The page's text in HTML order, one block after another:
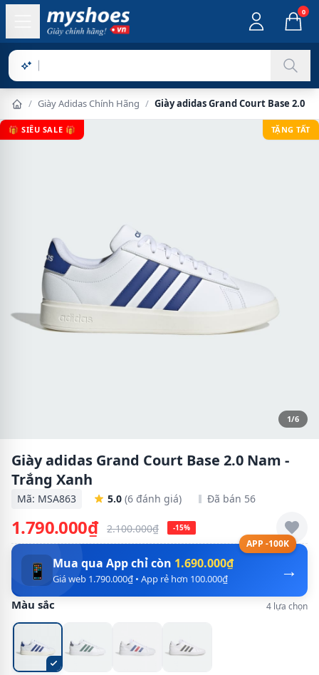
0
Sản ph
/ Giày Adidas Chính Hãng / Giày adidas Grand Court Base 2.0
🎁 SIÊU SALE 🎁 TẶNG TẤT
1/6
Giày adidas Grand Court Base 2.0 Nam -
Trắng Xanh
Mã: MSA863 5.0 (6 đánh giá) Đã bán 56
1.790.000₫ 2.100.000₫ -15%
APP -100K
→
📱 Mua qua App chỉ còn 1.690.000₫
Giá web 1.790.000₫ • App rẻ hơn 100.000₫
Màu sắc 4 lựa chọn